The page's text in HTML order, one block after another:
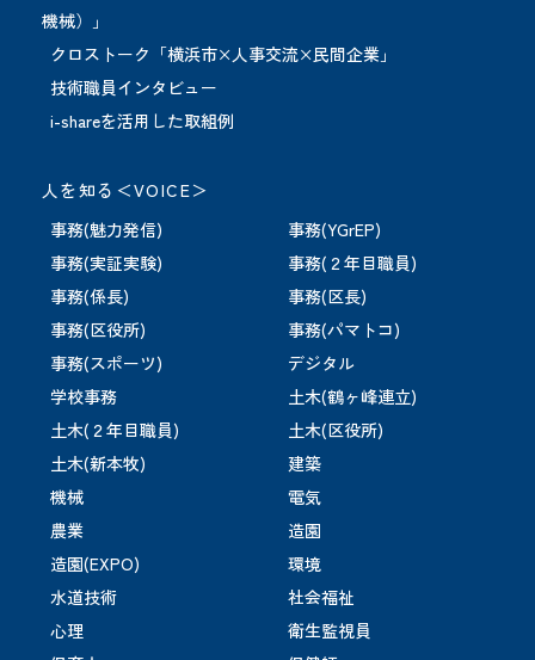
機械）」
クロストーク「横浜市×人事交流×民間企業」
技術職員インタビュー
i-shareを活用した取組例
人を知る＜VOICE＞
事務(魅力発信)
事務(YGrEP)
事務(実証実験)
事務(２年目職員)
事務(係長)
事務(区長)
事務(区役所)
事務(パマトコ)
事務(スポーツ)
デジタル
学校事務
土木(鶴ヶ峰連立)
土木(２年目職員)
土木(区役所)
土木(新本牧)
建築
機械
電気
農業
造園
造園(EXPO)
環境
水道技術
社会福祉
心理
衛生監視員